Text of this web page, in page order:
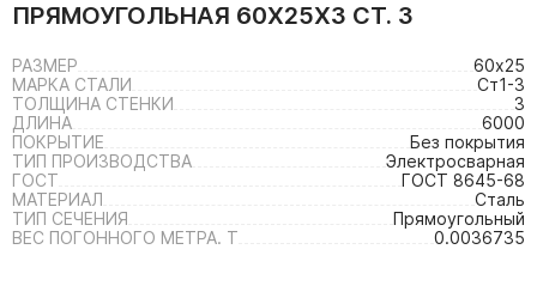
ПРЯМОУГОЛЬНАЯ 60Х25Х3 СТ. 3
РАЗМЕР
60х25
МАРКА СТАЛИ
Ст1-3
ТОЛЩИНА СТЕНКИ
3
ДЛИНА
6000
ПОКРЫТИЕ
Без покрытия
ТИП ПРОИЗВОДСТВА
Электросварная
ГОСТ
ГОСТ 8645-68
МАТЕРИАЛ
Сталь
ТИП СЕЧЕНИЯ
Прямоугольный
ВЕС ПОГОННОГО МЕТРА. Т
0.0036735